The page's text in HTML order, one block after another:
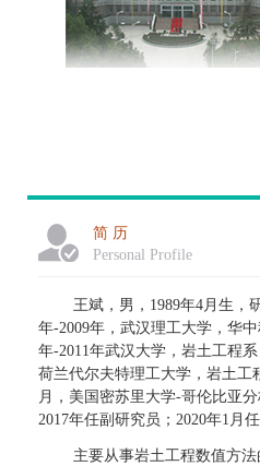
简 历
Personal Profile
王斌，男，1989年4月生，
年-2009年，武汉理工大学，华
年-2011年武汉大学，岩土工程系
荷兰代尔夫特理工大学，岩土工
月，美国密苏里大学-哥伦比亚
2017年任副研究员；2020年1月任
主要从事岩土工程数值方